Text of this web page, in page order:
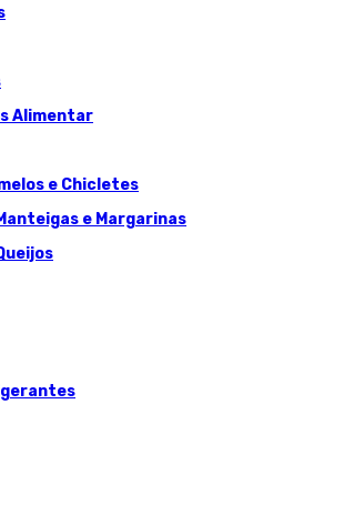
Alimentar
e Chicletes
e Margarinas